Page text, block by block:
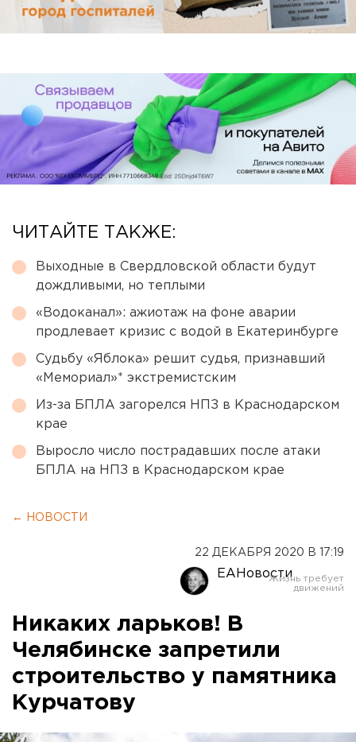
ЧИТАЙТЕ ТАКЖЕ:
Выходные в Свердловской области будут
дождливыми, но теплыми
«Водоканал»: ажиотаж на фоне аварии
продлевает кризис с водой в Екатеринбурге
Судьбу «Яблока» решит судья, признавший
«Мемориал»* экстремистским
Из-за БПЛА загорелся НПЗ в Краснодарском
крае
Выросло число пострадавших после атаки
БПЛА на НПЗ в Краснодарском крае
← НОВОСТИ
22 ДЕКАБРЯ 2020 В 17:19
ЕАНовости
Никаких ларьков! В
Челябинске запретили
строительство у памятника
Курчатову